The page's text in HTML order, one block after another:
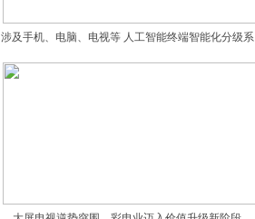
涉及手机、电脑、电视等 人工智能终端智能化分级系
列国标发布